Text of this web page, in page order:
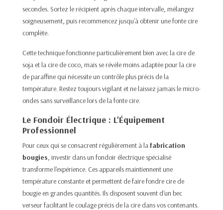
secondes. Sortez le récipient après chaque intervalle, mélangez
soigneusement, puis recommencez jusqu'à obtenir une fonte cire
complète.​
Cette technique fonctionne particulièrement bien avec la cire de
soja et la cire de coco, mais se révèle moins adaptée pour la cire
de paraffine qui nécessite un contrôle plus précis de la
température. Restez toujours vigilant et ne laissez jamais le micro-
ondes sans surveillance lors de la fonte cire.​
Le Fondoir Électrique : L'Équipement
Professionnel
Pour ceux qui se consacrent régulièrement à lafabrication
bougies, investir dans un fondoir électrique spécialisé
transforme l'expérience. Ces appareils maintiennent une
température constante et permettent de faire fondre cire de
bougie en grandes quantités. Ils disposent souvent d'un bec
verseur facilitant le coulage précis de la cire dans vos contenants.​